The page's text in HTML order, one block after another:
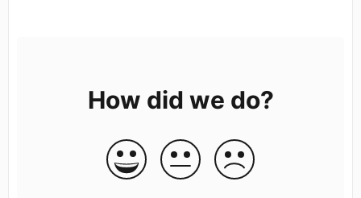
How did we do?